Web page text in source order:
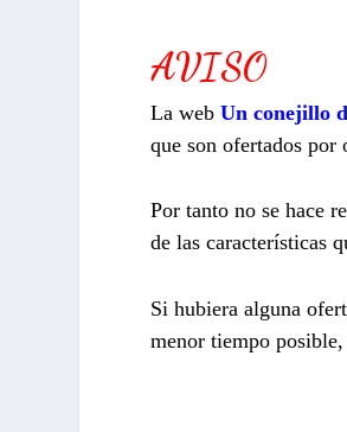
AVISO
La webUn conejillo
que son ofertados por
Por tanto no se hace
de las características
Si hubiera alguna
menor tiempo